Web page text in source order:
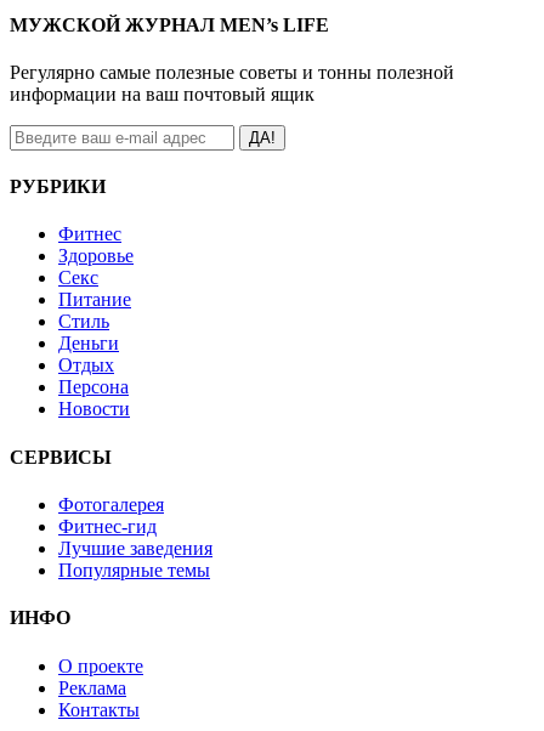
МУЖСКОЙ ЖУРНАЛ MEN’s LIFE
Регулярно самые полезные советы и тонны полезной
информации на ваш почтовый ящик
ДА!
РУБРИКИ
Фитнес
Здоровье
Секс
Питание
Стиль
Деньги
Отдых
Персона
Новости
СЕРВИСЫ
Фотогалерея
Фитнес-гид
Лучшие заведения
Популярные темы
ИНФО
О проекте
Реклама
Контакты